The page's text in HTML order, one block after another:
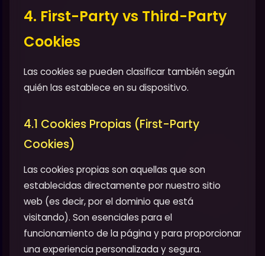
4. First-Party vs Third-Party
Cookies
Las cookies se pueden clasificar también según
quién las establece en su dispositivo.
4.1 Cookies Propias (First-Party
Cookies)
Las cookies propias son aquellas que son
establecidas directamente por nuestro sitio
web (es decir, por el dominio que está
visitando). Son esenciales para el
funcionamiento de la página y para proporcionar
una experiencia personalizada y segura.